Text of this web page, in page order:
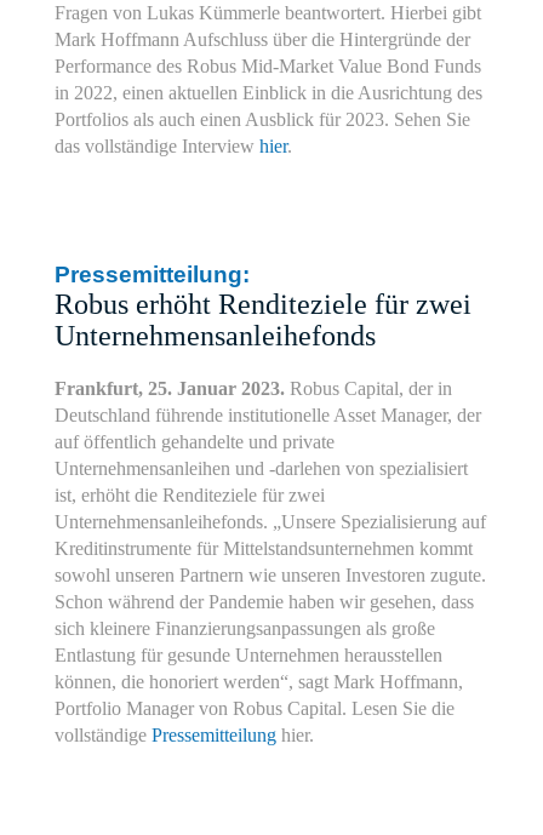
Fragen von Lukas Kümmerle beantwortert. Hierbei gibt
Mark Hoffmann Aufschluss über die Hintergründe der
Performance des Robus Mid-Market Value Bond Funds
in 2022, einen aktuellen Einblick in die Ausrichtung des
Portfolios als auch einen Ausblick für 2023. Sehen Sie
das vollständige Interview hier.
Pressemitteilung:
Robus erhöht Renditeziele für zwei
Unternehmensanleihefonds
Frankfurt, 25. Januar 2023. Robus Capital, der in
Deutschland führende institutionelle Asset Manager, der
auf öffentlich gehandelte und private
Unternehmensanleihen und -darlehen von spezialisiert
ist, erhöht die Renditeziele für zwei
Unternehmensanleihefonds. „Unsere Spezialisierung auf
Kreditinstrumente für Mittelstandsunternehmen kommt
sowohl unseren Partnern wie unseren Investoren zugute.
Schon während der Pandemie haben wir gesehen, dass
sich kleinere Finanzierungsanpassungen als große
Entlastung für gesunde Unternehmen herausstellen
können, die honoriert werden“, sagt Mark Hoffmann,
Portfolio Manager von Robus Capital. Lesen Sie die
vollständige Pressemitteilung hier.